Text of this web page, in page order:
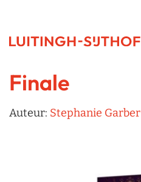
Finale
Auteur: Stephanie Garber